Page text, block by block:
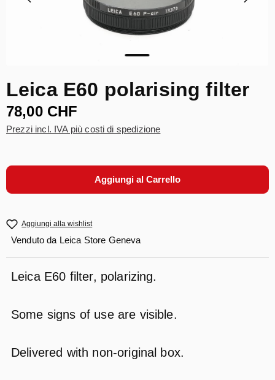
Leica E60 polarising filter
78,00 CHF
Prezzi incl. IVA più costi di spedizione
Aggiungi al Carrello
Aggiungi alla wishlist
Venduto da Leica Store Geneva
Leica E60 filter, polarizing.
Some signs of use are visible.
Delivered with non-original box.